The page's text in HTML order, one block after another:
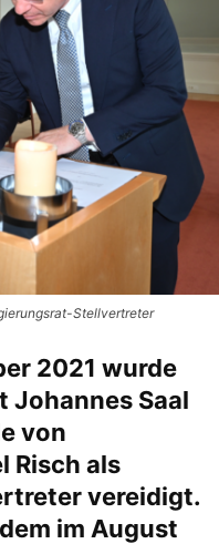
Stellvertreter
2021 wurde
Johannes Saal
von
Risch als
vereidigt.
im August